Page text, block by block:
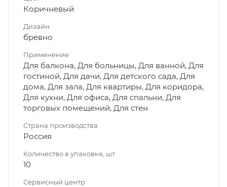
Коричневый
Дизайн
бревно
Применение
Для балкона, Для больницы, Для ванной, Для
гостиной, Для дачи, Для детского сада, Для
дома, Для зала, Для квартиры, Для коридора,
Для кухни, Для офиса, Для спальни, Для
торговых помещений, Для стен
Страна производства
Россия
Количество в упаковке, шт
10
Сервисный центр